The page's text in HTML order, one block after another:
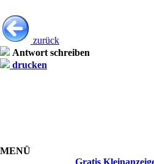
zurück
Antwort schreiben
drucken
MENÜ